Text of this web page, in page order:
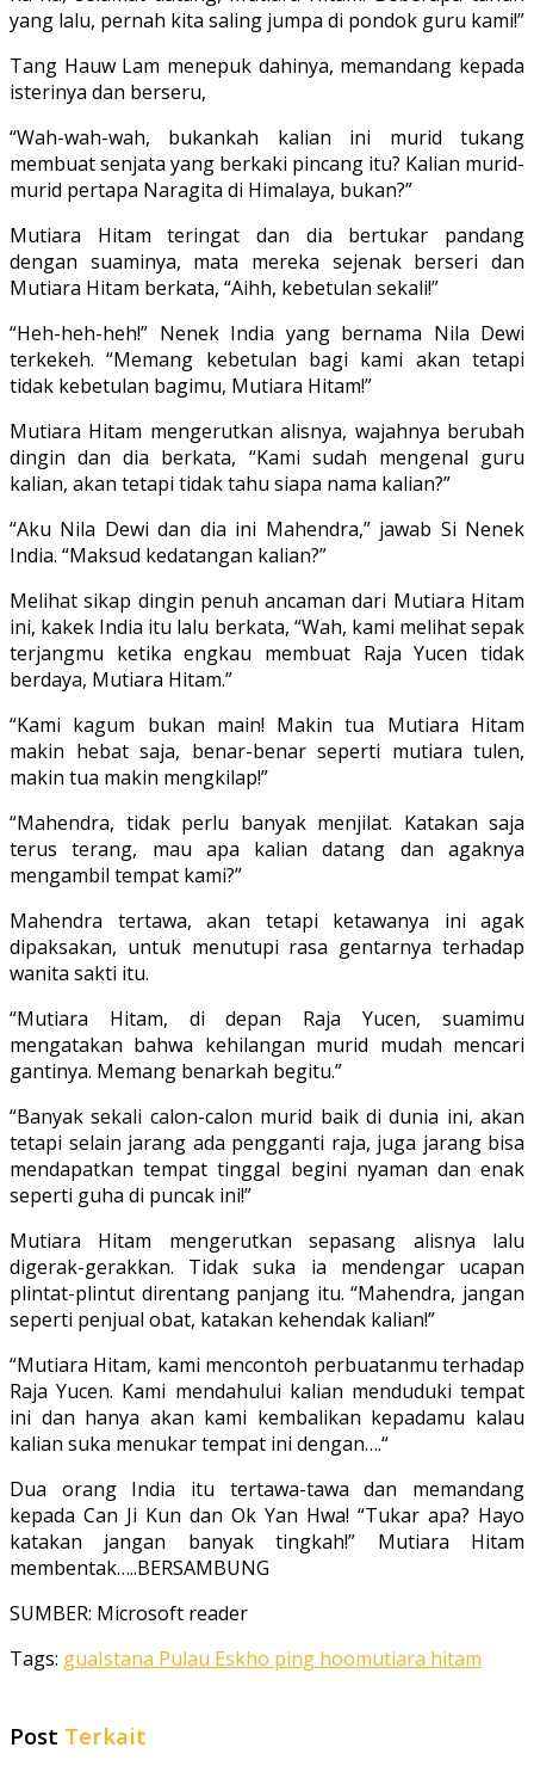
yang lalu, pernah kita saling jumpa di pondok guru kami!”
Tang Hauw Lam menepuk dahinya, memandang kepada
isterinya dan berseru,
“Wah-wah-wah, bukankah kalian ini murid tukang
membuat senjata yang berkaki pincang itu? Kalian murid-
murid pertapa Naragita di Himalaya, bukan?”
Mutiara Hitam teringat dan dia ber­tukar pandang
dengan suaminya, mata mereka sejenak berseri dan
Mutiara Hi­tam berkata, “Aihh, kebetulan sekali!”
“Heh-heh-heh!” Nenek India yang ber­nama Nila Dewi
terkekeh. “Memang ke­betulan bagi kami akan tetapi
tidak kebetulan bagimu, Mutiara Hitam!”
Mutiara Hitam mengerutkan alisnya, wajahnya berubah
dingin dan dia berka­ta, “Kami sudah mengenal guru
kalian, akan tetapi tidak tahu siapa nama ka­lian?”
“Aku Nila Dewi dan dia ini Mahen­dra,” jawab Si Nenek
India. “Maksud kedatangan kalian?”
Melihat sikap dingin penuh ancaman dari Mutiara Hitam
ini, kakek India itu lalu berkata, “Wah, kami melihat sepak
terjangmu ketika engkau membuat Raja Yucen tidak
berdaya, Mutiara Hitam.”
“Kami kagum bukan main! Makin tua Mutiara Hitam
makin hebat saja, benar-­benar seperti mutiara tulen,
makin tua makin mengkilap!”
“Mahendra, tidak perlu banyak menji­lat. Katakan saja
terus terang, mau apa kalian datang dan agaknya
mengambil tempat kami?”
Mahendra tertawa, akan tetapi keta­wanya ini agak
dipaksakan, untuk menu­tupi rasa gentarnya terhadap
wanita sakti itu.
“Mutiara Hitam, di depan Raja Yucen, suamimu
mengatakan bahwa ke­hilangan murid mudah mencari
gantinya. Memang benarkah begitu.”
“Banyak sekali calon-calon murid baik di dunia ini, akan
tetapi selain jarang ada pengganti raja, juga jarang bisa
mendapatkan tempat tinggal begini nyaman dan enak
seperti guha di puncak ini!”
Mutiara Hitam mengerutkan sepasang alisnya lalu
digerak-gerakkan. Tidak suka ia mendengar ucapan
plintat-plintut di­rentang panjang itu. “Mahendra, jangan
seperti penjual obat, katakan kehendak kalian!”
“Mutiara Hitam, kami mencontoh per­buatanmu terhadap
Raja Yucen. Kami mendahului kalian menduduki tempat
ini dan hanya akan kami kembalikan kepada­mu kalau
kalian suka menukar tempat ini dengan….“
Dua orang India itu tertawa­-tawa dan memandang
kepada Can Ji Kun dan Ok Yan Hwa! “Tukar apa? Hayo
katakan jangan banyak tingkah!” Mutiara Hitam
memben­tak…..BERSAMBUNG
SUMBER: Microsoft reader
Tags: guaIstana Pulau Eskho ping hoomutiara hitam
Post Terkait